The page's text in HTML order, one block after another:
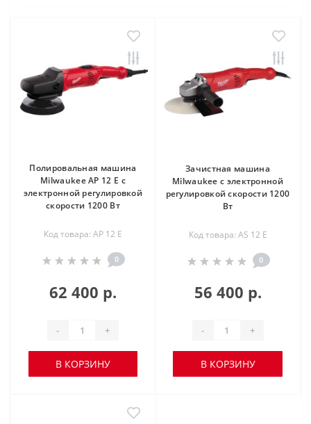
Полировальная машина
Milwaukee AP 12 E с
электронной регулировкой
скорости 1200 Вт
Код товара: AP 12 E
0
62 400 р.
- +
В КОРЗИНУ
Зачистная машина
Milwaukee с электронной
регулировкой скорости 1200
Вт
Код товара: AS 12 E
0
56 400 р.
- +
В КОРЗИНУ